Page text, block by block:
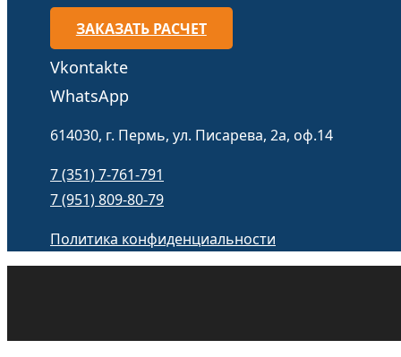
ЗАКАЗАТЬ РАСЧЕТ
Vkontakte
WhatsApp
614030, г. Пермь, ул. Писарева, 2а, оф.14
7 (351) 7-761-791
7 (951) 809-80-79
Политика конфиденциальности